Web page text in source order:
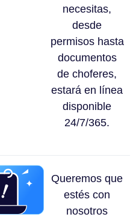
necesitas,
desde
permisos hasta
documentos
de choferes,
estará en línea
disponible
24/7/365.
Queremos que
estés con
nosotros